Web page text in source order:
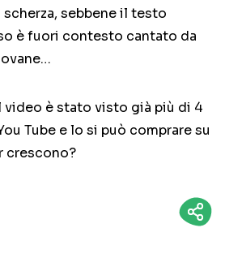
scherza, sebbene il testo
è fuori contesto cantato da
video è stato visto già più di 4
Tube e lo si può comprare su
crescono?